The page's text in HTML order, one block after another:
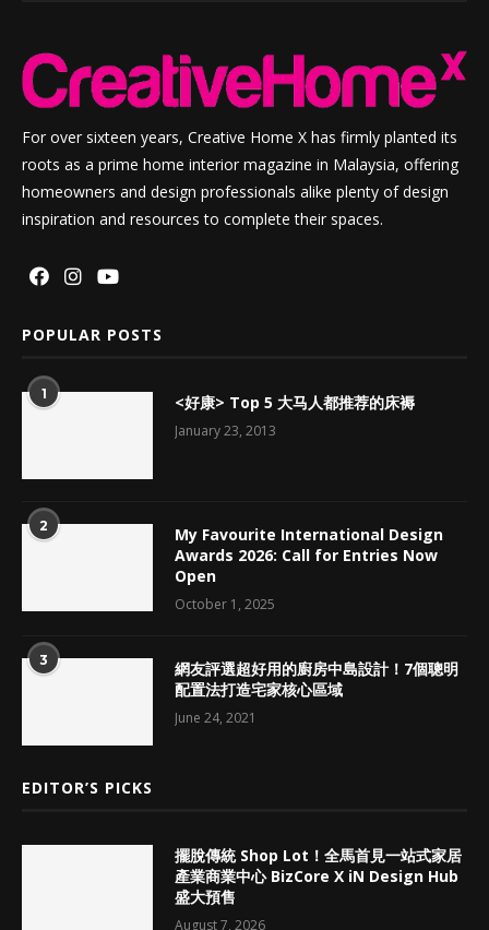
For over sixteen years, Creative Home X has firmly planted its
roots as a prime home interior magazine in Malaysia, offering
homeowners and design professionals alike plenty of design
inspiration and resources to complete their spaces.
POPULAR POSTS
1 <好康> Top 5 大马人都推荐的床褥
January 23, 2013
2
My Favourite International Design
Awards 2026: Call for Entries Now
Open
October 1, 2025
3
網友評選超好用的廚房中島設計！7個聰明
配置法打造宅家核心區域
June 24, 2021
EDITOR’S PICKS
擺脫傳統 Shop Lot！全馬首見一站式家居
產業商業中心 BizCore X iN Design Hub
盛大預售
August 7, 2026